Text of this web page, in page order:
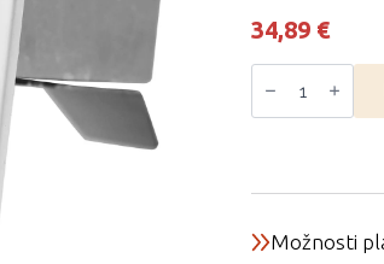
34,89 €
Ročka
za
za
kvadratna
65
x Možnosti